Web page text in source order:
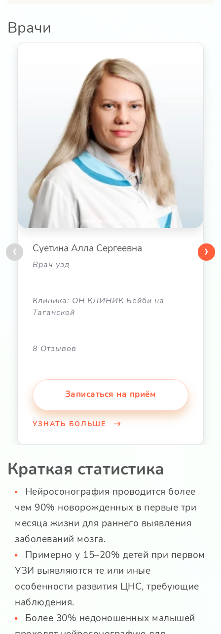
Врачи
Суетина Алла Сергеевна
Врач узд
Клиника: ОН КЛИНИК Бейби на
Таганской
8 Отзывов
Записаться на приём
УЗНАТЬ БОЛЬШЕ
‹ ›
Краткая статистика
Нейросонография проводится более
чем 90% новорожденных в первые три
месяца жизни для раннего выявления
заболеваний мозга.
Примерно у 15–20% детей при первом
УЗИ выявляются те или иные
особенности развития ЦНС, требующие
наблюдения.
Более 30% недоношенных малышей